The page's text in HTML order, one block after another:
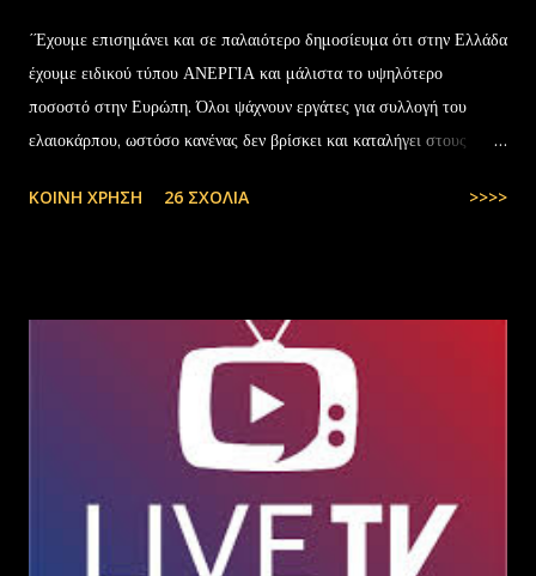
΄Έχουμε επισημάνει και σε παλαιότερο δημοσίευμα ότι στην Ελλάδα
έχουμε ειδικού τύπου ΑΝΕΡΓΙΑ και μάλιστα το υψηλότερο
ποσοστό στην Ευρώπη. Όλοι ψάχνουν εργάτες για συλλογή του
ελαιοκάρπου, ωστόσο κανένας δεν βρίσκει και καταλήγει στους
στην Ελλάδα, πάλι δεν μας φτάνουν. Στην Ελλάδα του 1.000.000
ΚΟΙΝΉ ΧΡΉΣΗ 26 ΣΧΌΛΙΑ >>>>